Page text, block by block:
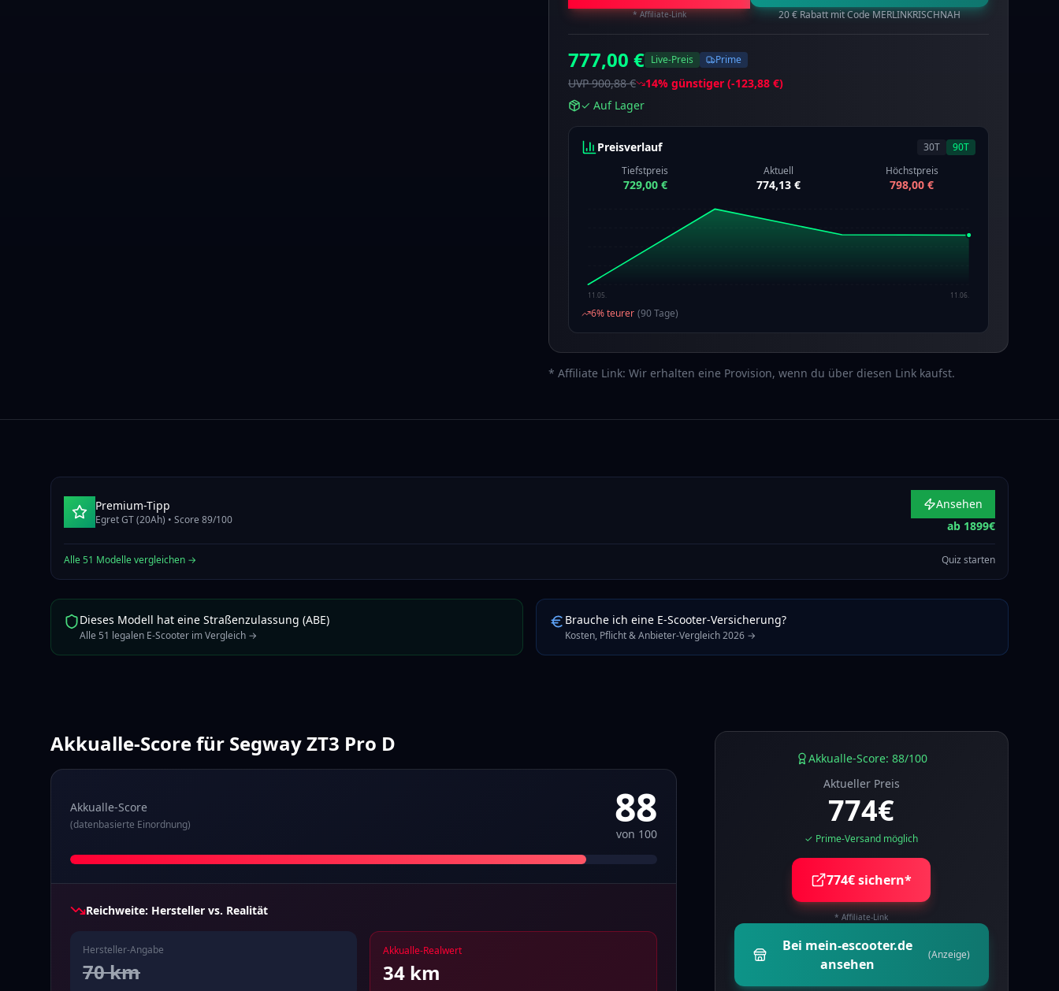
* Affiliate-Link 20 € Rabatt mit Code MERLINKRISCHNAH
777,00 € Live-Preis Prime
UVP900,88 € 14% günstiger (-123,88 €)
✓ Auf Lager
Preisverlauf 30T 90T
Tiefstpreis
729,00 €
Aktuell
774,13 €
Höchstpreis
798,00 €
11.05. 11.06.
6% teurer (90Tage)
* Affiliate Link: Wir erhalten eine Provision, wenn du über diesen Link kaufst.
Premium-Tipp
Egret GT (20Ah) • Score 89/100
Ansehen
ab 1899€
Alle51 Modelle vergleichen → Quiz starten
Dieses Modell hat eine Straßenzulassung (ABE)
Alle 51 legalen E-Scooter im Vergleich →
Brauche ich eine E-Scooter-Versicherung?
Kosten, Pflicht & Anbieter-Vergleich 2026 →
Akkualle-Score für Segway ZT3 Pro D
Akkualle-Score
(datenbasierte Einordnung) 88
von 100
Reichweite: Hersteller vs. Realität
Hersteller-Angabe
70km
Akkualle-Realwert
34 km
Akkualle-Score: 88/100
Aktueller Preis
774€
✓ Prime-Versand möglich
774€ sichern*
* Affiliate-Link
Bei mein-escooter.de
ansehen
(Anzeige)